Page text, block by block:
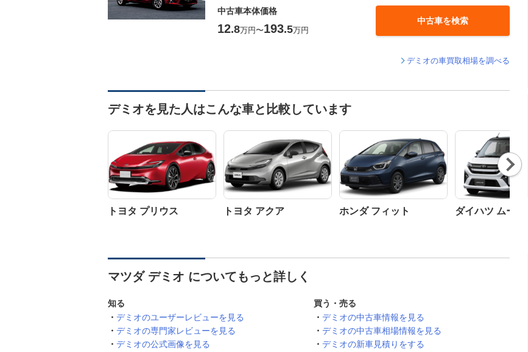
中古車本体価格
12.8万円〜193.5万円
中古車を検索
デミオの車買取相場を調べる
デミオを見た人はこんな車と比較しています
トヨタ プリウス トヨタ アクア ホンダ フィット ダイハツ ムーヴ
Nex
t
マツダ デミオ についてもっと詳しく
知る
デミオのユーザーレビューを見る
デミオの専門家レビューを見る
デミオの公式画像を見る
買う・売る
デミオの中古車情報を見る
デミオの中古車相場情報を見る
デミオの新車見積りをする